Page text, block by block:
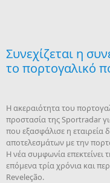
Συνεχίζεται η
το πορτογαλικό
Η ακεραιότητα του
προστασία της Sportradar
που εξασφάλισε η εταιρεία
αποτελεσμάτων με την
H νέα συμφωνία
επόμενα τρία χρόνια και
Reveleção.